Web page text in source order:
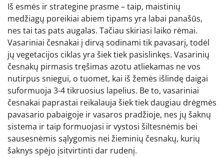
Iš esmės ir strategine prasme – taip, maistinių
medžiagų poreikiai abiem tipams yra labai panašūs,
nes tai tas pats augalas. Tačiau skiriasi laiko rėmai.
Vasariniai česnakai į dirvą sodinami tik pavasarį, todėl
jų vegetacijos ciklas yra šiek tiek pasislinkęs. Vasarinių
česnakų pirmasis tręšimas azotu atliekamas ne vos
nutirpus sniegui, o tuomet, kai iš žemės išlindę daigai
suformuoja 3-4 tikruosius lapelius. Be to, vasariniai
česnakai paprastai reikalauja šiek tiek daugiau drėgmės
pavasario pabaigoje ir vasaros pradžioje, nes jų šaknų
sistema ir taip formuojasi ir vystosi šiltesnėmis bei
sausesnėmis sąlygomis nei žieminių česnakų, kurių
šaknys spėjo įsitvirtinti dar rudenį.